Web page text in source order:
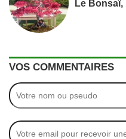
Le Bonsaï,
VOS COMMENTAIRES